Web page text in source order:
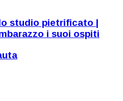
studio pietrificato |
i suoi ospiti